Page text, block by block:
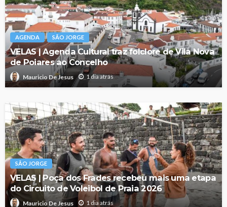
AGENDA SÃO JORGE
VELAS | Agenda Cultural traz folclore de Vila Nova
de Poiares ao Concelho
Mauricio De Jesus 1 dia atrás
SÃO JORGE
VELAS | Poça dos Frades recebeu mais uma etapa
do Circuito de Voleibol de Praia 2026
Mauricio De Jesus 1 dia atrás